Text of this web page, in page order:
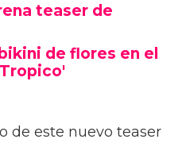
teaser de
de flores en el
de este nuevo teaser